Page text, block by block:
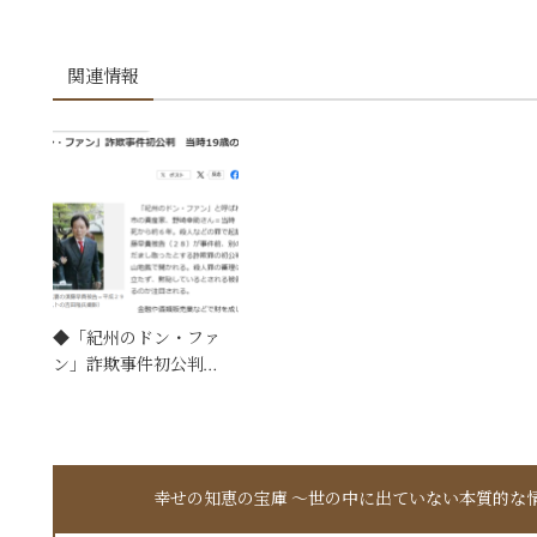
関連情報
◆「紀州のドン・ファ
ン」詐欺事件初公判…
幸せの知恵の宝庫 〜世の中に出ていない本質的な